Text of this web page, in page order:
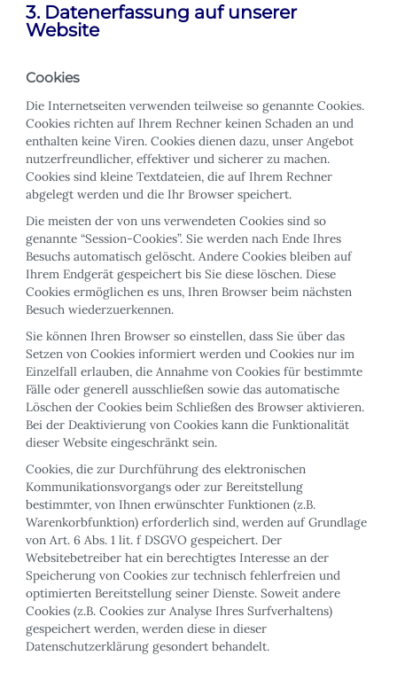
3. Datenerfassung auf unserer
Website
Cookies
Die Internetseiten verwenden teilweise so genannte Cookies.
Cookies richten auf Ihrem Rechner keinen Schaden an und
enthalten keine Viren. Cookies dienen dazu, unser Angebot
nutzerfreundlicher, effektiver und sicherer zu machen.
Cookies sind kleine Textdateien, die auf Ihrem Rechner
abgelegt werden und die Ihr Browser speichert.
Die meisten der von uns verwendeten Cookies sind so
genannte “Session-Cookies”. Sie werden nach Ende Ihres
Besuchs automatisch gelöscht. Andere Cookies bleiben auf
Ihrem Endgerät gespeichert bis Sie diese löschen. Diese
Cookies ermöglichen es uns, Ihren Browser beim nächsten
Besuch wiederzuerkennen.
Sie können Ihren Browser so einstellen, dass Sie über das
Setzen von Cookies informiert werden und Cookies nur im
Einzelfall erlauben, die Annahme von Cookies für bestimmte
Fälle oder generell ausschließen sowie das automatische
Löschen der Cookies beim Schließen des Browser aktivieren.
Bei der Deaktivierung von Cookies kann die Funktionalität
dieser Website eingeschränkt sein.
Cookies, die zur Durchführung des elektronischen
Kommunikationsvorgangs oder zur Bereitstellung
bestimmter, von Ihnen erwünschter Funktionen (z.B.
Warenkorbfunktion) erforderlich sind, werden auf Grundlage
von Art. 6 Abs. 1 lit. f DSGVO gespeichert. Der
Websitebetreiber hat ein berechtigtes Interesse an der
Speicherung von Cookies zur technisch fehlerfreien und
optimierten Bereitstellung seiner Dienste. Soweit andere
Cookies (z.B. Cookies zur Analyse Ihres Surfverhaltens)
gespeichert werden, werden diese in dieser
Datenschutzerklärung gesondert behandelt.